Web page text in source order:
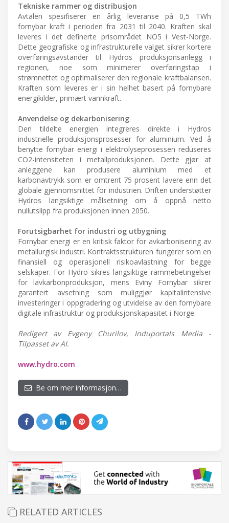
Tekniske rammer og distribusjon
Avtalen spesifiserer en årlig leveranse på 0,5 TWh
fornybar kraft i perioden fra 2031 til 2040. Kraften skal
leveres i det definerte prisområdet NO5 i Vest-Norge.
Dette geografiske og infrastrukturelle valget sikrer kortere
overføringsavstander til Hydros produksjonsanlegg i
regionen, noe som minimerer overføringstap i
strømnettet og optimaliserer den regionale kraftbalansen.
Kraften som leveres er i sin helhet basert på fornybare
energikilder, primært vannkraft.
Anvendelse og dekarbonisering
Den tildelte energien integreres direkte i Hydros
industrielle produksjonsprosesser for aluminium. Ved å
benytte fornybar energi i elektrolyseprosessen reduseres
CO2-intensiteten i metallproduksjonen. Dette gjør at
anleggene kan produsere aluminium med et
karbonavtrykk som er omtrent 75 prosent lavere enn det
globale gjennomsnittet for industrien. Driften understøtter
Hydros langsiktige målsetning om å oppnå netto
nullutslipp fra produksjonen innen 2050.
Forutsigbarhet for industri og utbygning
Fornybar energi er en kritisk faktor for avkarbonisering av
metallurgisk industri. Kontraktsstrukturen fungerer som en
finansiell og operasjonell risikoavlastning for begge
selskaper. For Hydro sikres langsiktige rammebetingelser
for lavkarbonproduksjon, mens Eviny Fornybar sikrer
garantert avsetning som muliggjør kapitalintensive
investeringer i oppgradering og utvidelse av den fornybare
digitale infrastruktur og produksjonskapasitet i Norge.
Redigert av Evgeny Churilov, Induportals Media -
Tilpasset av AI.
www.hydro.com
Be om mer informasjon…
RELATED ARTICLES